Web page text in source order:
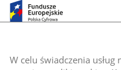
W celu świadczenia